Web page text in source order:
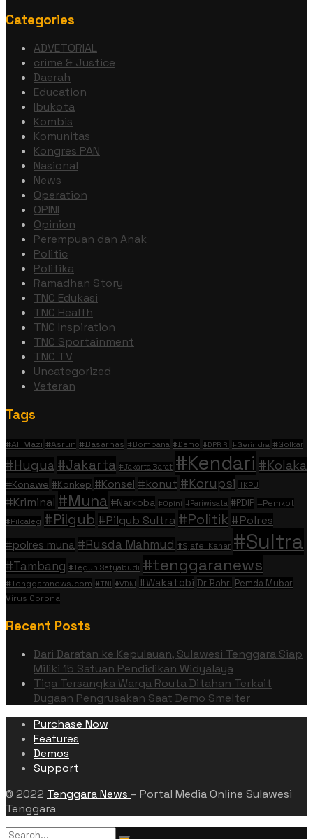
Categories
ADVETORIAL
crime & Justice
Daerah
Education
Ibukota
Kombis
Komunitas
Kongres PAN
Nasional
News
Operation
OPINI
Opinion
Perempuan dan Anak
Politic
Politika
Ramadhan Story
TNC Edukasi
TNC Health
TNC Inspiration
TNC Sportainment
TNC TV
Uncategorized
Veteran
Tags
#Ali Mazi #Asrun #Basarnas #Bombana #Demo #DPR RI #Gerindra #Golkar
#Hugua #Jakarta #Jakarta Barat #Kendari #Kolaka
#Konawe #Konkep #Konsel #konut #Korupsi #KPU
#Kriminal #Muna #Narkoba #Opini #Pariwisata #PDIP #Pemkot
#Pilcaleg #Pilgub #Pilgub Sultra #Politik #Polres
#polres muna #Rusda Mahmud #Sjafei Kahar #Sultra
#Tambang #Teguh Setyabudi #tenggaranews
#Tenggaranews.com #TNI #VDNI #Wakatobi Dr Bahri Pemda Mubar
Virus Corona
Recent Posts
Dari Daratan ke Kepulauan, Sulawesi Tenggara Siap
Miliki 15 Satuan Pendidikan Widyalaya
Tiga Tersangka Warga Routa Ditahan Terkait
Dugaan Pengrusakan Saat Demo Smelter
Purchase Now
Features
Demos
Support
© 2022 Tenggara News – Portal Media Online Sulawesi
Tenggara